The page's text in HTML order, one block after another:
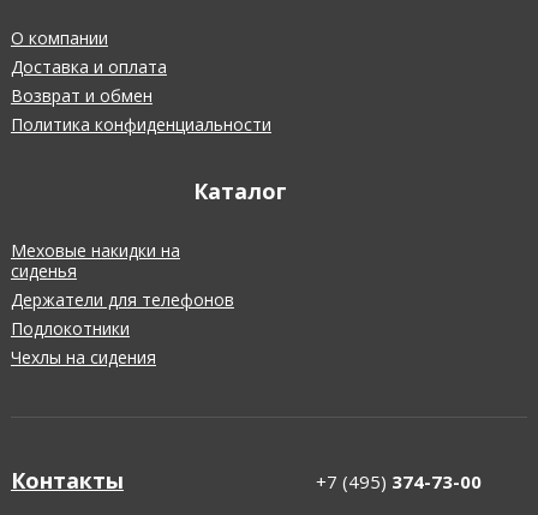
О компании
Доставка и оплата
Возврат и обмен
Политика конфиденциальности
Каталог
Меховые накидки на
сиденья
Держатели для телефонов
Подлокотники
Чехлы на сидения
Контакты +7 (495) 374-73-00